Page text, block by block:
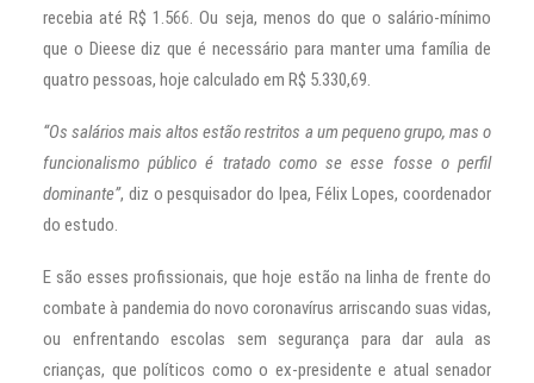
recebia até R$ 1.566. Ou seja, menos do que o salário-mínimo
que o Dieese diz que é necessário para manter uma família de
quatro pessoas, hoje calculado em R$ 5.330,69.
“Os salários mais altos estão restritos a um pequeno grupo, mas o
funcionalismo público é tratado como se esse fosse o perfil
dominante”, diz o pesquisador do Ipea, Félix Lopes, coordenador
do estudo.
E são esses profissionais, que hoje estão na linha de frente do
combate à pandemia do novo coronavírus arriscando suas vidas,
ou enfrentando escolas sem segurança para dar aula as
crianças, que políticos como o ex-presidente e atual senador